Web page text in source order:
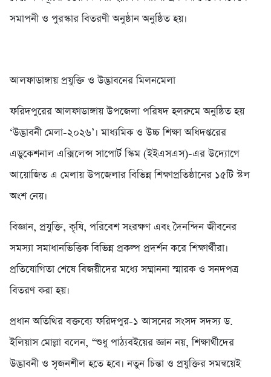
সমাপনী ও পুরস্কার বিতরণী অনুষ্ঠান অনুষ্ঠিত হয়।
আলফাডাঙ্গায় প্রযুক্তি ও উদ্ভাবনের মিলনমেলা
ফরিদপুরের আলফাডাঙ্গায় উপজেলা পরিষদ হলরুমে অনুষ্ঠিত হয়
‘উদ্ভাবনী মেলা-২০২৬’। মাধ্যমিক ও উচ্চ শিক্ষা অধিদপ্তরের
এডুকেশনাল এক্সিলেন্স সাপোর্ট স্কিম (ইইএসএস)-এর উদ্যোগে
আয়োজিত এ মেলায় উপজেলার বিভিন্ন শিক্ষাপ্রতিষ্ঠানের ১৫টি স্টল
অংশ নেয়।
বিজ্ঞান, প্রযুক্তি, কৃষি, পরিবেশ সংরক্ষণ এবং দৈনন্দিন জীবনের
সমস্যা সমাধানভিত্তিক বিভিন্ন প্রকল্প প্রদর্শন করে শিক্ষার্থীরা।
প্রতিযোগিতা শেষে বিজয়ীদের মধ্যে সম্মাননা স্মারক ও সনদপত্র
বিতরণ করা হয়।
প্রধান অতিথির বক্তব্যে ফরিদপুর-১ আসনের সংসদ সদস্য ড.
ইলিয়াস মোল্লা বলেন, “শুধু পাঠ্যবইয়ের জ্ঞান নয়, শিক্ষার্থীদের
উদ্ভাবনী ও সৃজনশীল হতে হবে। নতুন চিন্তা ও প্রযুক্তির সমন্বয়েই